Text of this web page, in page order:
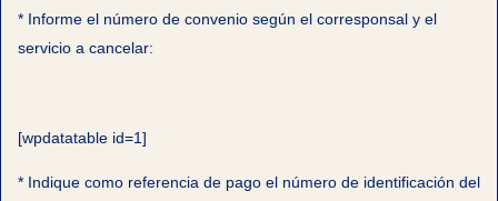
* Informe el número de convenio según el corresponsal y el
servicio a cancelar:
[wpdatatable id=1]
* Indique como referencia de pago el número de identificación del